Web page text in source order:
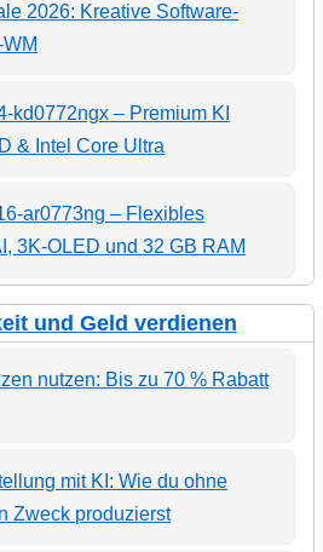
2026: Kreative Software-
kd0772ngx – Premium KI
& Intel Core Ultra
ar0773ng – Flexibles
3K-OLED und 32 GB RAM
und Geld verdienen
nutzen: Bis zu 70 % Rabatt
mit KI: Wie du ohne
Zweck produzierst